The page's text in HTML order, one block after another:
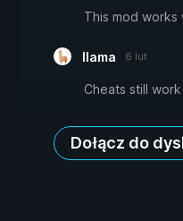
This mod
lIama 6 lut
Cheats still
Dołącz do